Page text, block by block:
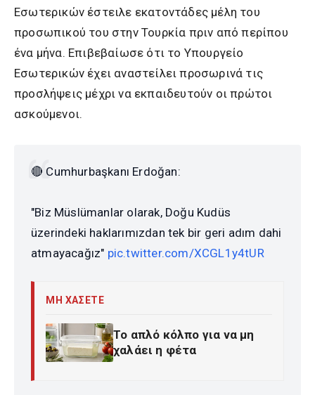
Εσωτερικών έστειλε εκατοντάδες μέλη του
προσωπικού του στην Τουρκία πριν από περίπου
ένα μήνα. Επιβεβαίωσε ότι το Υπουργείο
Εσωτερικών έχει αναστείλει προσωρινά τις
προσλήψεις μέχρι να εκπαιδευτούν οι πρώτοι
ασκούμενοι.
🔴 Cumhurbaşkanı Erdoğan:
"Biz Müslümanlar olarak, Doğu Kudüs
üzerindeki haklarımızdan tek bir geri adım dahi
atmayacağız" pic.twitter.com/XCGL1y4tUR
ΜΗ ΧΑΣΕΤΕ
Το απλό κόλπο για να μη
χαλάει η φέτα